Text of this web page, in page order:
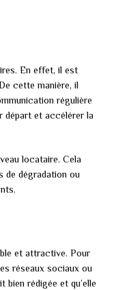
En effet, il est
cette manière, il
régulière
départ et accélérer la
locataire. Cela
de dégradation ou
et attractive. Pour
réseaux sociaux ou
rédigée et qu’elle